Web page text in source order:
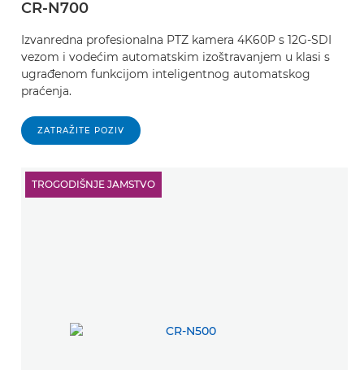
CR-N700
Izvanredna profesionalna PTZ kamera 4K60P s 12G-SDI
vezom i vodećim automatskim izoštravanjem u klasi s
ugrađenom funkcijom inteligentnog automatskog
praćenja.
ZATRAŽITE POZIV
TROGODIŠNJE JAMSTVO